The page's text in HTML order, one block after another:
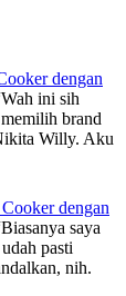
dengan
Wah ini sih
brand
Willy. Aku
dengan
Biasanya saya
pasti
nih.